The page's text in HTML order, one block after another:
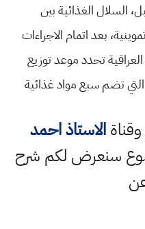
السلال الغذائية بين
بعد اتمام الاجراءات
العراقية تحدد موعد توزيع
الاستاذ احمد
سنعرض لكم شرح